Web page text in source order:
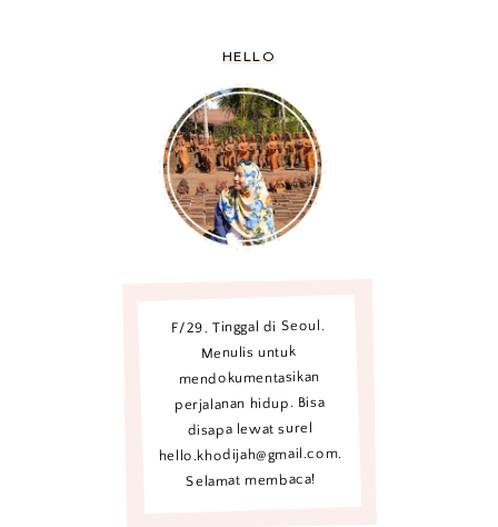
HELLO
F/29. Tinggal di Seoul.
Menulis untuk
mendokumentasikan
perjalanan hidup. Bisa
disapa lewat surel
hello.khodijah@gmail.com.
Selamat membaca!